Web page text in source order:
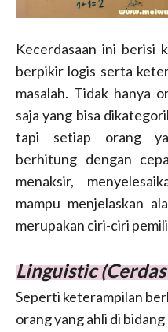
Kecerdasaan ini berisi
berpikir logis serta
masalah. Tidak hanya
saja yang bisa
tapi setiap orang
berhitung dengan
menaksir,
mampu menjelaskan
merupakan ciri-ciri
Linguistic
Seperti keterampilan
orang yang ahli di